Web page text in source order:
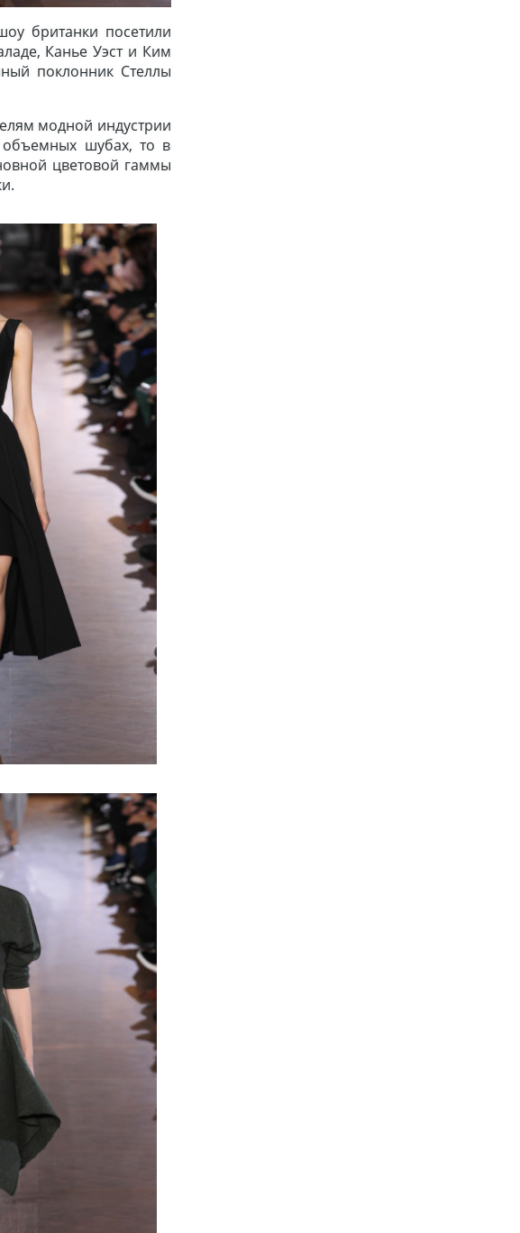
британки посетили
Канье Уэст и Ким
поклонник Стеллы
модной индустрии
объемных шубах, то в
цветовой гаммы